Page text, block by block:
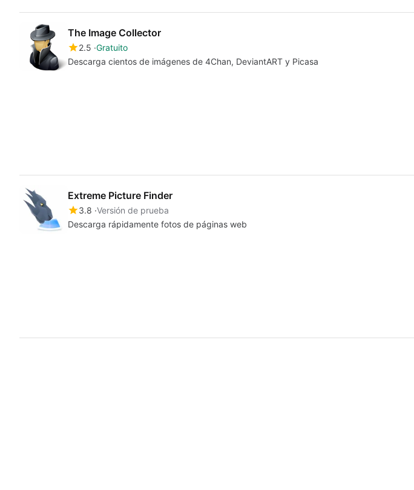
The Image Collector
2.5 Gratuito
Descarga cientos de imágenes de 4Chan, DeviantART y Picasa
Extreme Picture Finder
3.8 Versión de prueba
Descarga rápidamente fotos de páginas web